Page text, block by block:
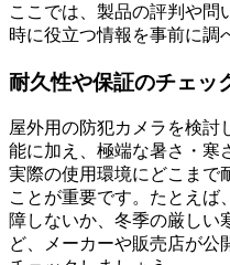
ここでは、製品の評判や問
時に役立つ情報を事前に調
耐久性や保証のチェッ
屋外用の防犯カメラを検討
能に加え、極端な暑さ・寒
実際の使用環境にどこまで
ことが重要です。たとえば
障しないか、冬季の厳しい
ど、メーカーや販売店が公